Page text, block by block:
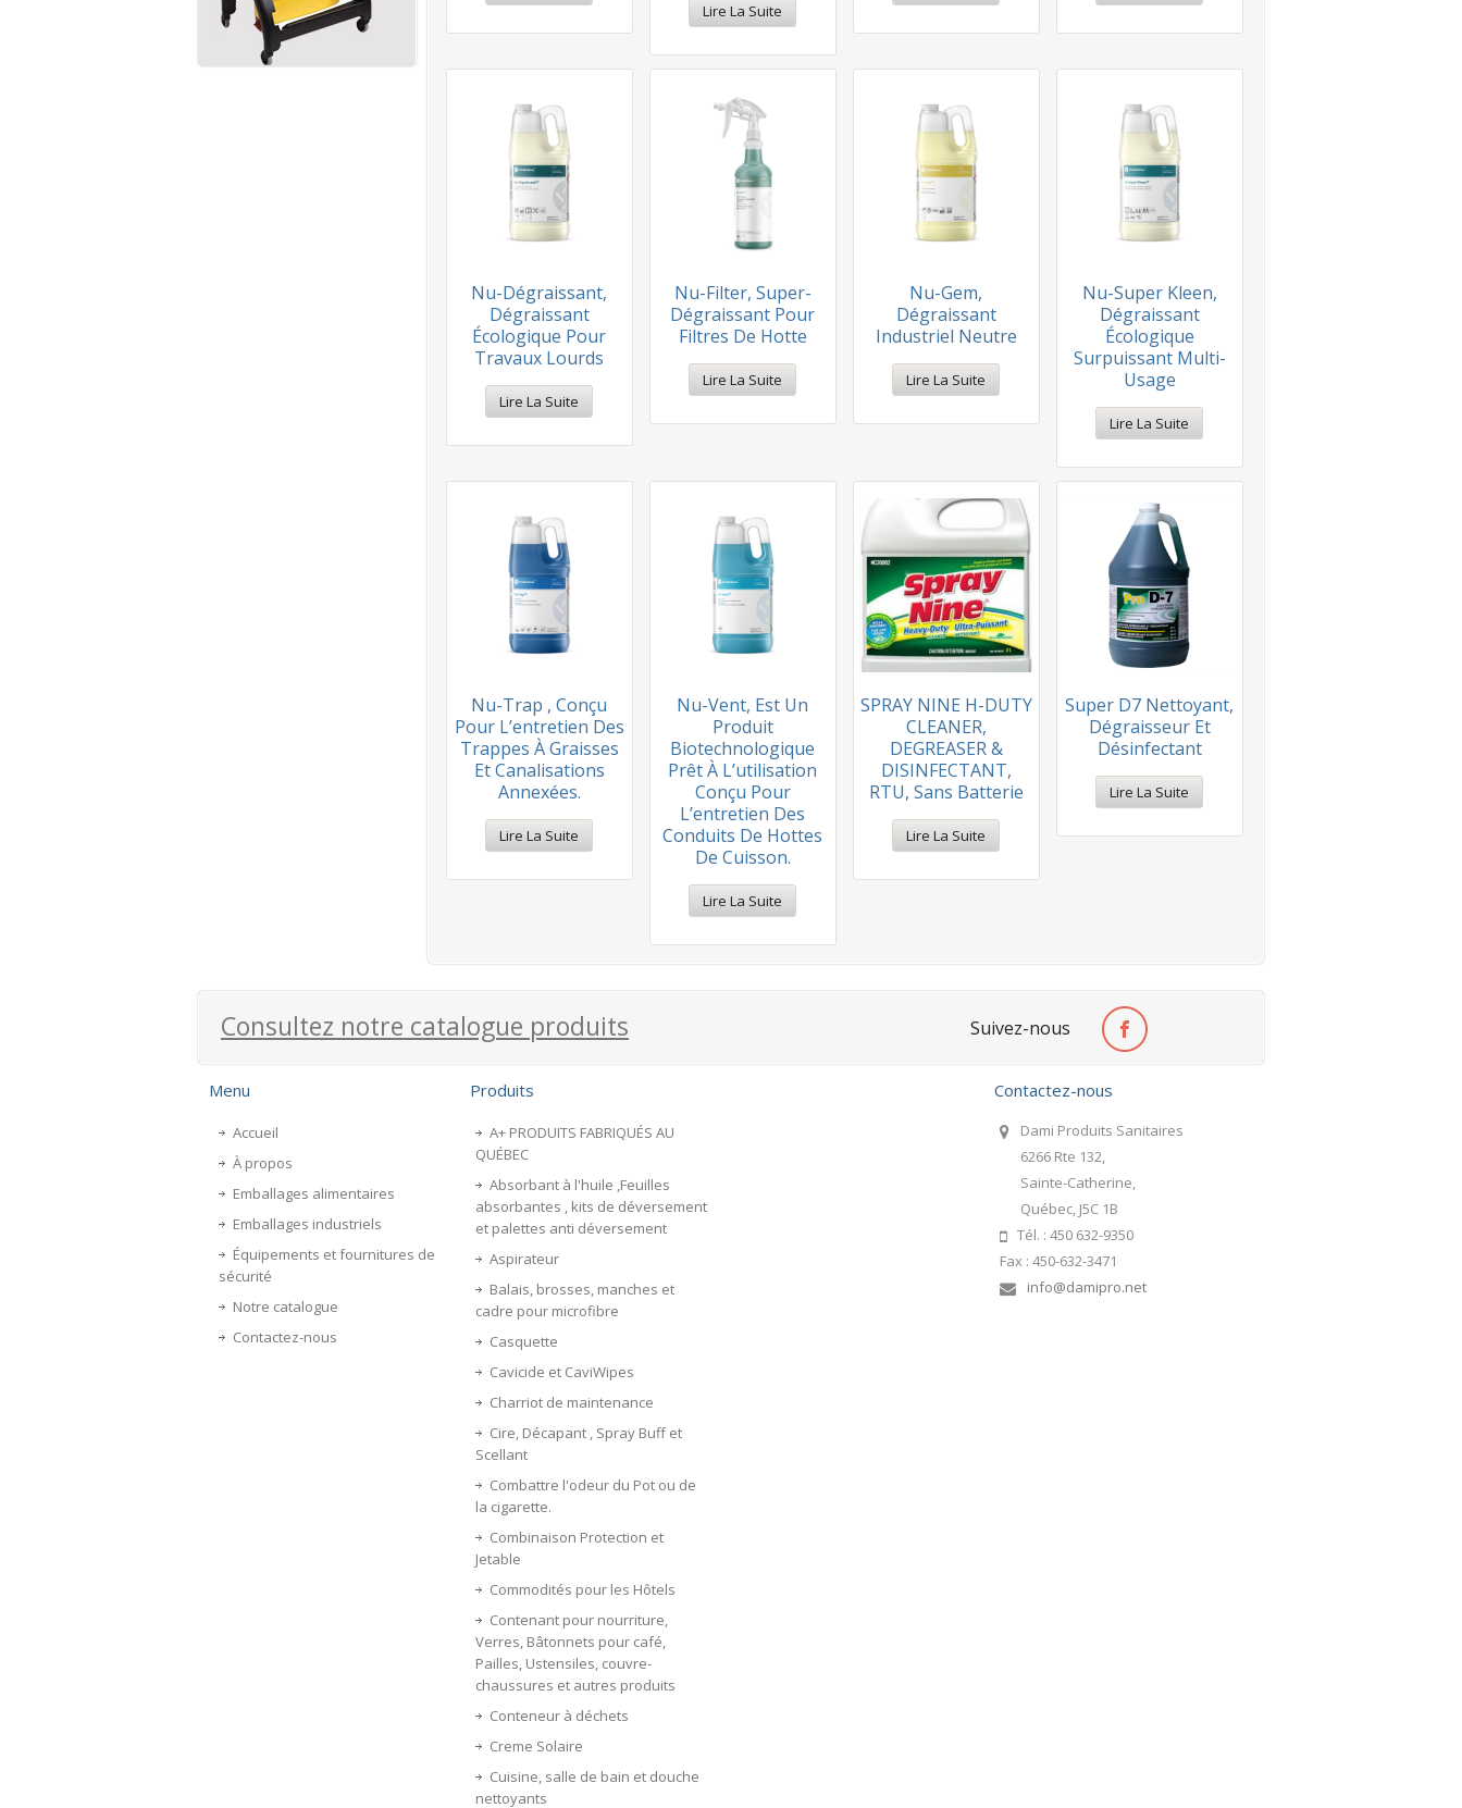
Lire La Suite
Nu-Dégraissant,
Dégraissant
Écologique Pour
Travaux Lourds
Lire La Suite
Nu-Filter, Super-
Dégraissant Pour
Filtres De Hotte
Lire La Suite
Nu-Gem,
Dégraissant
Industriel Neutre
Lire La Suite
Nu-Super Kleen,
Dégraissant
Écologique
Surpuissant Multi-
Usage
Lire La Suite
Nu-Trap , Conçu
Pour L’entretien Des
Trappes À Graisses
Et Canalisations
Annexées.
Lire La Suite
Nu-Vent, Est Un
Produit
Biotechnologique
Prêt À L’utilisation
Conçu Pour
L’entretien Des
Conduits De Hottes
De Cuisson.
Lire La Suite
SPRAY NINE H-DUTY
CLEANER,
DEGREASER &
DISINFECTANT,
RTU, Sans Batterie
Lire La Suite
Super D7 Nettoyant,
Dégraisseur Et
Désinfectant
Lire La Suite
Consultez notre catalogue produits Suivez-nous
facebook
Menu
Accueil
À propos
Emballages alimentaires
Emballages industriels
Équipements et fournitures de
sécurité
Notre catalogue
Contactez-nous
Produits
A+ PRODUITS FABRIQUÉS AU
QUÉBEC
Absorbant à l'huile ,Feuilles
absorbantes , kits de déversement
et palettes anti déversement
Aspirateur
Balais, brosses, manches et
cadre pour microfibre
Casquette
Cavicide et CaviWipes
Charriot de maintenance
Cire, Décapant , Spray Buff et
Scellant
Combattre l'odeur du Pot ou de
la cigarette.
Combinaison Protection et
Jetable
Commodités pour les Hôtels
Contenant pour nourriture,
Verres, Bâtonnets pour café,
Pailles, Ustensiles, couvre-
chaussures et autres produits
Conteneur à déchets
Creme Solaire
Cuisine, salle de bain et douche
nettoyants
Contactez-nous
Dami Produits Sanitaires
6266 Rte 132,
Sainte-Catherine,
Québec, J5C 1B
Tél. : 450 632-9350
Fax : 450-632-3471
info@damipro.net